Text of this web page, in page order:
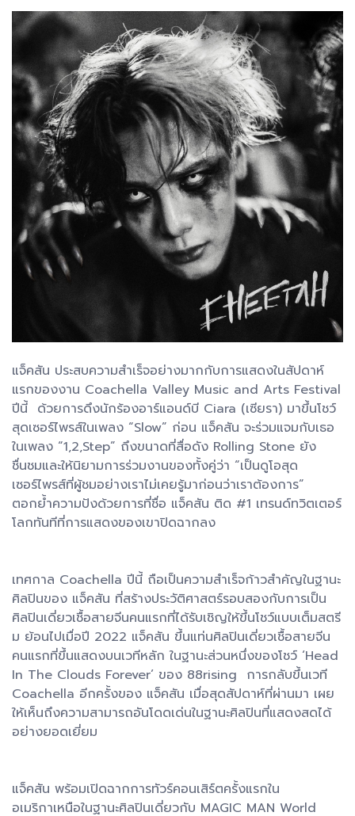
แจ็คสัน ประสบความสำเร็จอย่างมากกับการแสดงในสัปดาห์
แรกของงาน Coachella Valley Music and Arts Festival
ปีนี้ ด้วยการดึงนักร้องอาร์แอนด์บี Ciara (เซียรา) มาขึ้นโชว์
สุดเซอร์ไพรส์ในเพลง “Slow” ก่อน แจ็คสัน จะร่วมแจมกับเธอ
ในเพลง “1,2,Step” ถึงขนาดที่สื่อดัง Rolling Stone ยัง
ชื่นชมและให้นิยามการร่วมงานของทั้งคู่ว่า “เป็นดูโอสุด
เซอร์ไพรส์ที่ผู้ชมอย่างเราไม่เคยรู้มาก่อนว่าเราต้องการ”
ตอกย้ำความปังด้วยการที่ชื่อ แจ็คสัน ติด #1 เทรนด์ทวิตเตอร์
โลกทันทีที่การแสดงของเขาปิดฉากลง
เทศกาล Coachella ปีนี้ ถือเป็นความสำเร็จก้าวสำคัญในฐานะ
ศิลปินของ แจ็คสัน ที่สร้างประวัติศาสตร์รอบสองกับการเป็น
ศิลปินเดี่ยวเชื้อสายจีนคนแรกที่ได้รับเชิญให้ขึ้นโชว์แบบเต็มสตรี
ม ย้อนไปเมื่อปี 2022 แจ็คสัน ขึ้นแท่นศิลปินเดี่ยวเชื้อสายจีน
คนแรกที่ขึ้นแสดงบนเวทีหลัก ในฐานะส่วนหนึ่งของโชว์ ‘Head
In The Clouds Forever’ ของ 88rising การกลับขึ้นเวที
Coachella อีกครั้งของ แจ็คสัน เมื่อสุดสัปดาห์ที่ผ่านมา เผย
ให้เห็นถึงความสามารถอันโดดเด่นในฐานะศิลปินที่แสดงสดได้
อย่างยอดเยี่ยม
แจ็คสัน พร้อมเปิดฉากการทัวร์คอนเสิร์ตครั้งแรกใน
อเมริกาเหนือในฐานะศิลปินเดี่ยวกับ MAGIC MAN World